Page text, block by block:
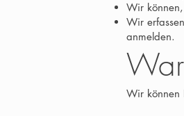
Wir
Wir
anmelden.
Wir können